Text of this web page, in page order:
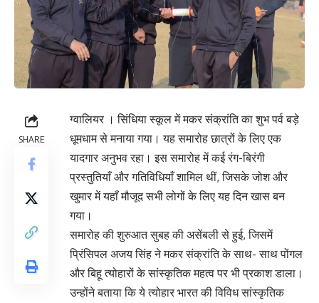
SHARE
ग्वालियर । सिंधिया स्कूल में मकर संक्रांति का शुभ पर्व बड़े
धूमधाम से मनाया गया। यह समारोह छात्रों के लिए एक
यादगार अनुभव रहा। इस समारोह में कई रंग-बिरंगी
प्रस्तुतियाँ और गतिविधियाँ शामिल थीं, जिसके जोश और
खुमार में यहाँ मौजूद सभी लोगों के लिए यह दिन खास बन
गया।
समारोह की शुरुआत सुबह की असेंबली से हुई, जिसमें
प्रिंसिपल अजय सिंह ने मकर संक्रांति के साथ- साथ पोंगल
और बिहू त्योहारों के सांस्कृतिक महत्व पर भी प्रकाश डाला।
उन्होंने बताया कि ये त्योहार भारत की विविध सांस्कृतिक